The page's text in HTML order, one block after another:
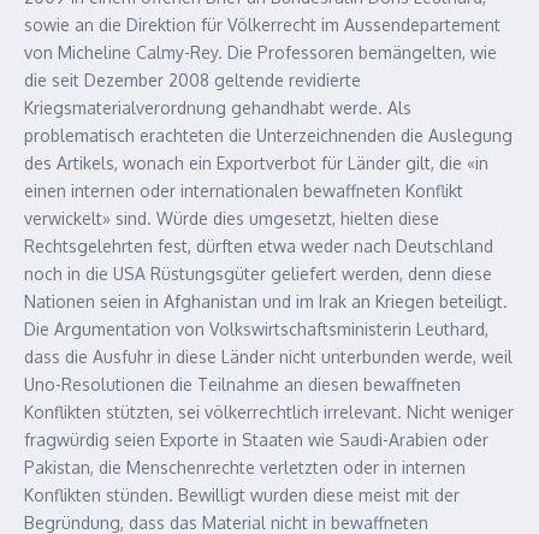
sowie an die Direktion für Völkerrecht im Aussendepartement
von Micheline Calmy-Rey. Die Professoren bemängelten, wie
die seit Dezember 2008 geltende revidierte
Kriegsmaterialverordnung gehandhabt werde. Als
problematisch erachteten die Unterzeichnenden die Auslegung
des Artikels, wonach ein Exportverbot für Länder gilt, die «in
einen internen oder internationalen bewaffneten Konflikt
verwickelt» sind. Würde dies umgesetzt, hielten diese
Rechtsgelehrten fest, dürften etwa weder nach Deutschland
noch in die USA Rüstungsgüter geliefert werden, denn diese
Nationen seien in Afghanistan und im Irak an Kriegen beteiligt.
Die Argumentation von Volkswirtschaftsministerin Leuthard,
dass die Ausfuhr in diese Länder nicht unterbunden werde, weil
Uno-Resolutionen die Teilnahme an diesen bewaffneten
Konflikten stützten, sei völkerrechtlich irrelevant. Nicht weniger
fragwürdig seien Exporte in Staaten wie Saudi-Arabien oder
Pakistan, die Menschenrechte verletzten oder in internen
Konflikten stünden. Bewilligt wurden diese meist mit der
Begründung, dass das Material nicht in bewaffneten